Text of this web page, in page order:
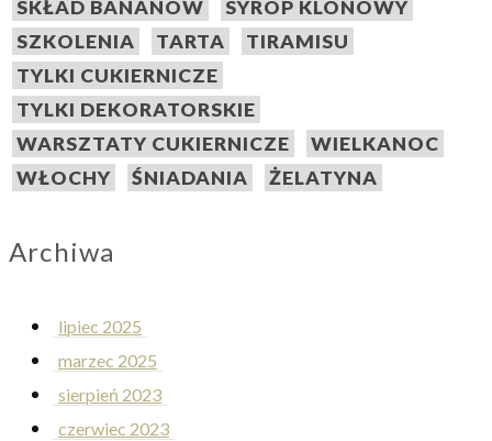
SKŁAD BANANÓW
SYROP KLONOWY
SZKOLENIA
TARTA
TIRAMISU
TYLKI CUKIERNICZE
TYLKI DEKORATORSKIE
WARSZTATY CUKIERNICZE
WIELKANOC
WŁOCHY
ŚNIADANIA ŻELATYNA
Archiwa
lipiec 2025
marzec 2025
sierpień 2023
czerwiec 2023